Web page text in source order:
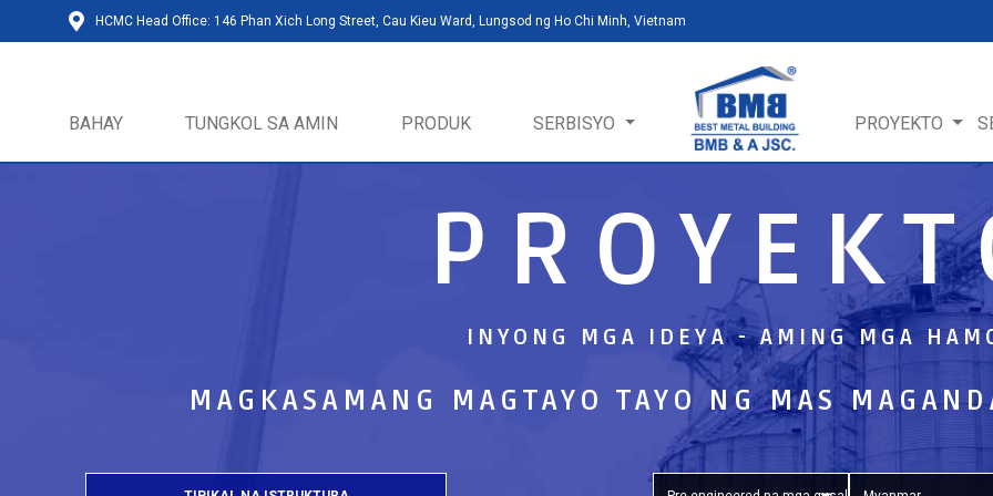
HCMC Head Office: 146 Phan Xich Long Street, Cau Kieu Ward, Lungsod ng Ho Chi Minh, Vietnam
BAHAY TUNGKOL SA AMIN PRODUK SERBISYO PROYEKTO
INYONG MGA IDEYA - AMING MGA
MAGKASAMANG MAGTAYO TAYO NG MAS